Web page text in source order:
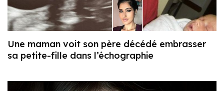
Une maman voit son père décédé embrasser
sa petite-fille dans l’échographie